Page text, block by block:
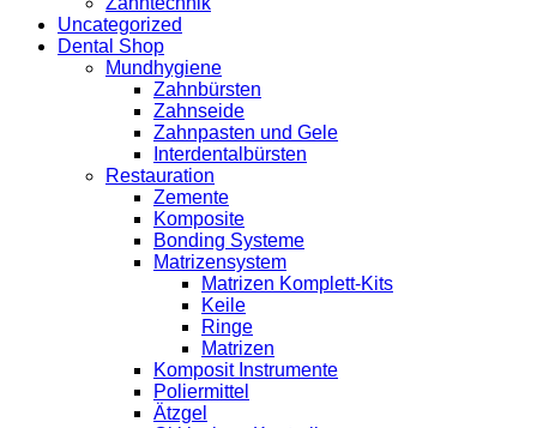
Uncategorized
Dental Shop
Mundhygiene
Zahnbürsten
Zahnseide
Zahnpasten und Gele
Interdentalbürsten
Restauration
Zemente
Komposite
Bonding Systeme
Matrizensystem
Matrizen Komplett-Kits
Keile
Ringe
Matrizen
Komposit Instrumente
Poliermittel
Ätzgel